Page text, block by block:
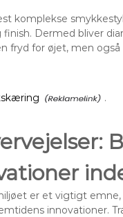
komplekse
Dermed bliver
fryd for øjet, men
.
er et vigtigt
innovationer.